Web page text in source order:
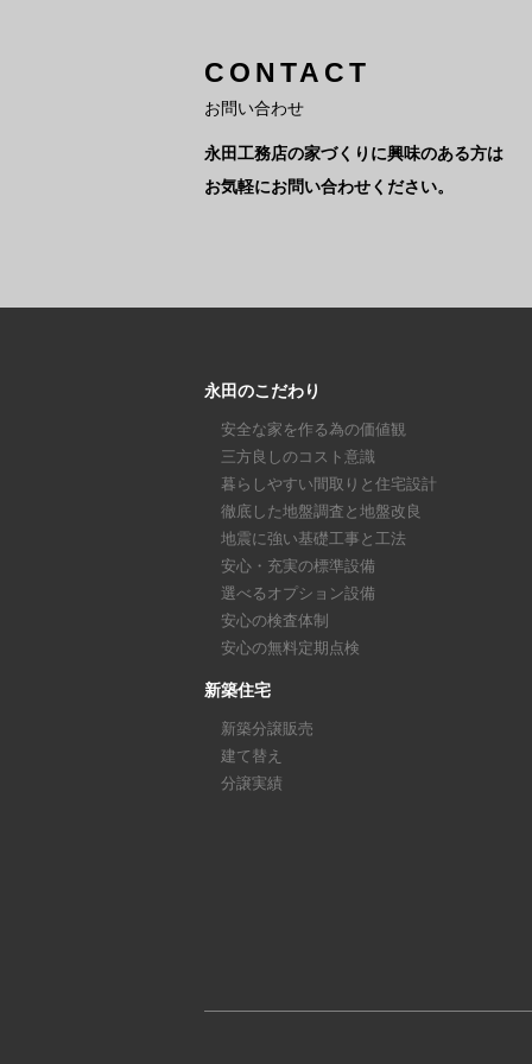
CONTACT
お問い合わせ
永田工務店の家づくりに興味のある方は
お気軽にお問い合わせください。
永田のこだわり
安全な家を作る為の価値観
三方良しのコスト意識
暮らしやすい間取りと住宅設計
徹底した地盤調査と地盤改良
地震に強い基礎工事と工法
安心・充実の標準設備
選べるオプション設備
安心の検査体制
安心の無料定期点検
新築住宅
新築分譲販売
建て替え
分譲実績